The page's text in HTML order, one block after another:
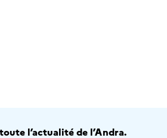
l’actualité de l’Andra.